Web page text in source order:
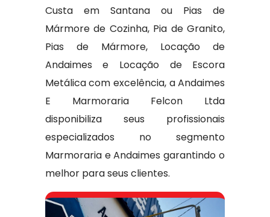
Custa em Santana ou Pias de
Mármore de Cozinha, Pia de Granito,
Pias de Mármore, Locação de
Andaimes e Locação de Escora
Metálica com excelência, a Andaimes
E Marmoraria Felcon Ltda
disponibiliza seus profissionais
especializados no segmento
Marmoraria e Andaimes garantindo o
melhor para seus clientes.